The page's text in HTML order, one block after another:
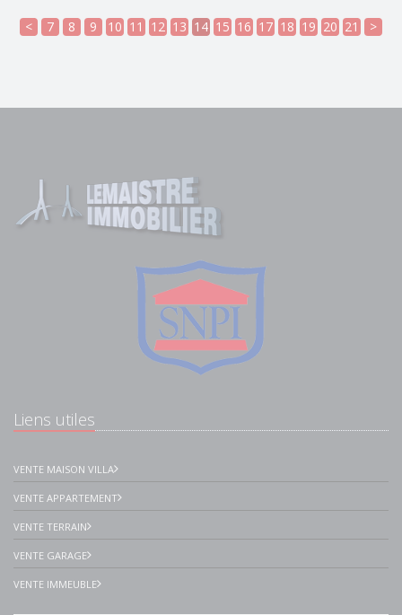
< 7 8 9 10 11 12 13 14 15 16 17 18 19 20 21 >
Liens utiles
VENTE MAISON VILLA
VENTE APPARTEMENT
VENTE TERRAIN
VENTE GARAGE
VENTE IMMEUBLE